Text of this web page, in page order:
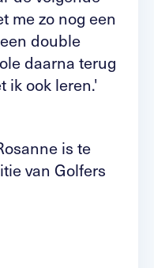
me zo nog een
double
daarna terug
ik ook leren.'
is te
van Golfers